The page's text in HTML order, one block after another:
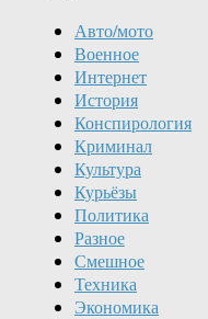
Авто/мото
Военное
Интернет
История
Конспирология
Криминал
Культура
Курьёзы
Политика
Разное
Смешное
Техника
Экономика